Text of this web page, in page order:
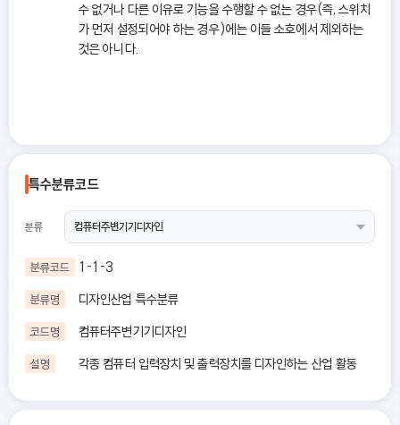
수 없거나 다른 이유로 기능을 수행할 수 없는 경우(즉, 스위치
가 먼저 설정되어야 하는 경우)에는 이들 소호에서 제외하는
것은 아니다.
특수분류코드
분류
분류코드 1-1-3
분류명 디자인산업 특수분류
코드명 컴퓨터주변기기디자인
설명 각종 컴퓨터 입력장치 및 출력장치를 디자인하는 산업 활동